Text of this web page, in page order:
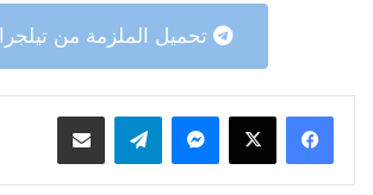
تحميل الملزمة من
ماسنجر تيلقرام مشاركة عبر البريد